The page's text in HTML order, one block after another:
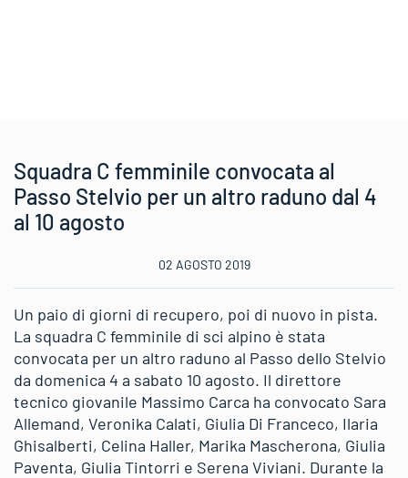
Squadra C femminile convocata al
Passo Stelvio per un altro raduno dal 4
al 10 agosto
02 AGOSTO 2019
Un paio di giorni di recupero, poi di nuovo in pista.
La squadra C femminile di sci alpino è stata
convocata per un altro raduno al Passo dello Stelvio
da domenica 4 a sabato 10 agosto. Il direttore
tecnico giovanile Massimo Carca ha convocato Sara
Allemand, Veronika Calati, Giulia Di Franceco, Ilaria
Ghisalberti, Celina Haller, Marika Mascherona, Giulia
Paventa, Giulia Tintorri e Serena Viviani. Durante la